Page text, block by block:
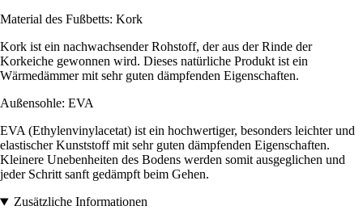
Material des Fußbetts: Kork
Kork ist ein nachwachsender Rohstoff, der aus der Rinde der
Korkeiche gewonnen wird. Dieses natürliche Produkt ist ein
Wärmedämmer mit sehr guten dämpfenden Eigenschaften.
Außensohle: EVA
EVA (Ethylenvinylacetat) ist ein hochwertiger, besonders leichter und
elastischer Kunststoff mit sehr guten dämpfenden Eigenschaften.
Kleinere Unebenheiten des Bodens werden somit ausgeglichen und
jeder Schritt sanft gedämpft beim Gehen.
Zusätzliche Informationen